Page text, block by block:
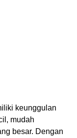
keunggulan
mudah
besar. Dengan